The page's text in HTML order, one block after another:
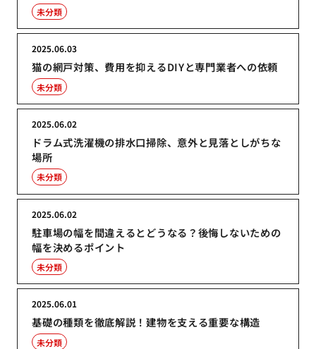
未分類
猫の網戸対策、費用を抑えるDIYと専門業者への依頼
2025.06.03
未分類
ドラム式洗濯機の排水口掃除、意外と見落としがちな
場所
2025.06.02
未分類
駐車場の幅を間違えるとどうなる？後悔しないための
幅を決めるポイント
2025.06.02
未分類
基礎の種類を徹底解説！建物を支える重要な構造
2025.06.01
未分類